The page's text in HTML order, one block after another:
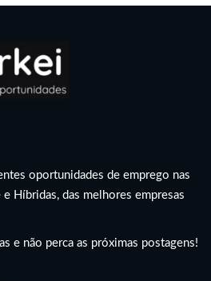
oportunidades de emprego nas
Híbridas, das melhores empresas
e não perca as próximas postagens!